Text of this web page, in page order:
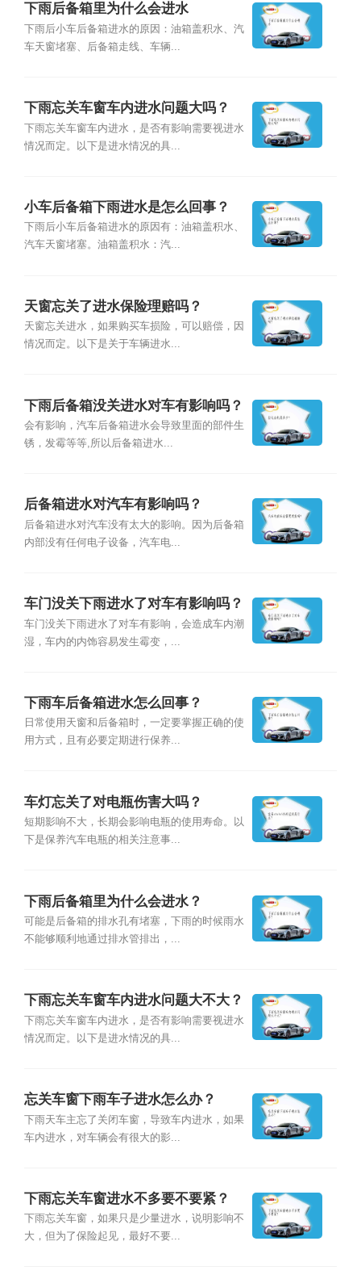
下雨后备箱里为什么会进水
下雨后小车后备箱进水的原因：油箱盖积水、汽
车天窗堵塞、后备箱走线、车辆...
下雨忘关车窗车内进水问题大吗？
下雨忘关车窗车内进水，是否有影响需要视进水
情况而定。以下是进水情况的具...
小车后备箱下雨进水是怎么回事？
下雨后小车后备箱进水的原因有：油箱盖积水、
汽车天窗堵塞。油箱盖积水：汽...
天窗忘关了进水保险理赔吗？
天窗忘关进水，如果购买车损险，可以赔偿，因
情况而定。以下是关于车辆进水...
下雨后备箱没关进水对车有影响吗？
会有影响，汽车后备箱进水会导致里面的部件生
锈，发霉等等,所以后备箱进水...
后备箱进水对汽车有影响吗？
后备箱进水对汽车没有太大的影响。因为后备箱
内部没有任何电子设备，汽车电...
车门没关下雨进水了对车有影响吗？
车门没关下雨进水了对车有影响，会造成车内潮
湿，车内的内饰容易发生霉变，...
下雨车后备箱进水怎么回事？
日常使用天窗和后备箱时，一定要掌握正确的使
用方式，且有必要定期进行保养...
车灯忘关了对电瓶伤害大吗？
短期影响不大，长期会影响电瓶的使用寿命。以
下是保养汽车电瓶的相关注意事...
下雨后备箱里为什么会进水？
可能是后备箱的排水孔有堵塞，下雨的时候雨水
不能够顺利地通过排水管排出，...
下雨忘关车窗车内进水问题大不大？
下雨忘关车窗车内进水，是否有影响需要视进水
情况而定。以下是进水情况的具...
忘关车窗下雨车子进水怎么办？
下雨天车主忘了关闭车窗，导致车内进水，如果
车内进水，对车辆会有很大的影...
下雨忘关车窗进水不多要不要紧？
下雨忘关车窗，如果只是少量进水，说明影响不
大，但为了保险起见，最好不要...